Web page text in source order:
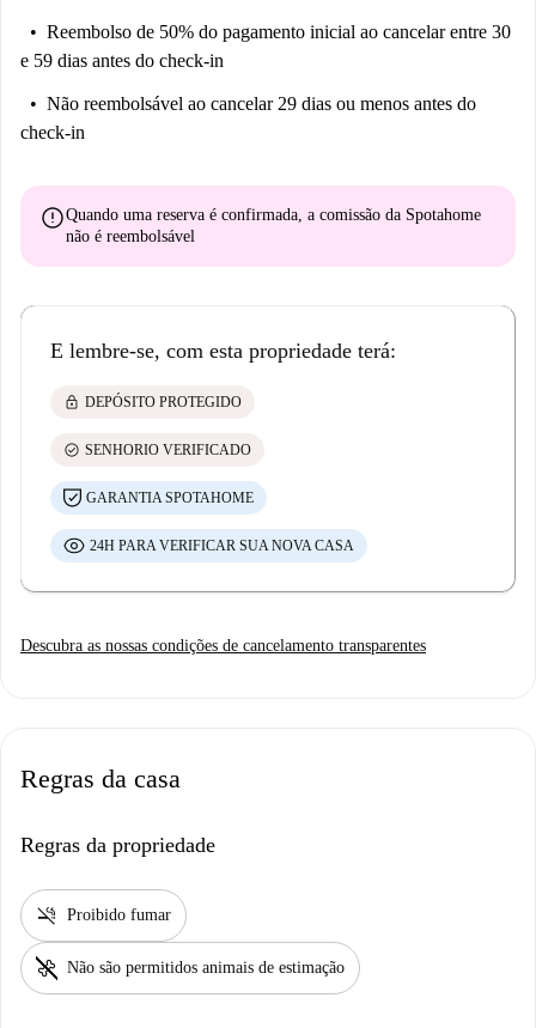
Reembolso de 50% do pagamento inicial ao cancelar entre 30
e 59 dias antes do check-in
Não reembolsável ao cancelar 29 dias ou menos antes do
check-in
errorQuando uma reserva é confirmada, a comissão da Spotahome
não é reembolsável
E lembre-se, com esta propriedade terá:
lock DEPÓSITO PROTEGIDO
check_circle SENHORIO VERIFICADO
GARANTIA SPOTAHOME
24H PARA VERIFICAR SUA NOVA CASA
Descubra as nossas condições de cancelamento transparentes
Regras da casa
Regras da propriedade
smoke_free Proibido fumar
pet_supplies Não são permitidos animais de estimação